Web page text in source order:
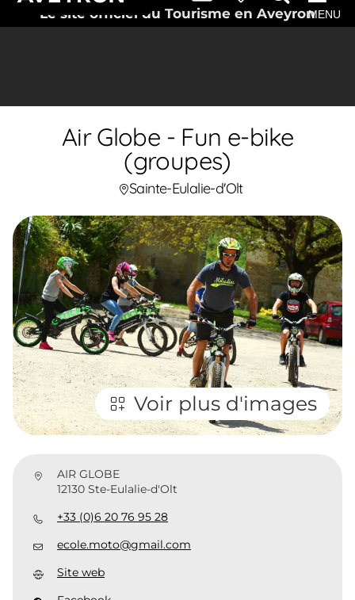
Le site officiel du Tourisme en AveyronMENU
Air Globe - Fun e-bike
(groupes)
Sainte-Eulalie-d'Olt
Voir plus d'images
AIR GLOBE
12130 Ste-Eulalie-d'Olt
+33 (0)6 20 76 95 28
ecole.moto@gmail.com
Site web